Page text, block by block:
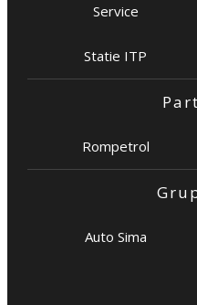
Service
Statie ITP
Rompetrol
Auto Sima